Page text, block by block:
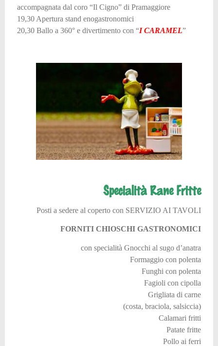
accompagnata dal coro “Il Cigno” di Pramaggiore
19,30 Apertura stand enogastronomici
20,30 Ballo a 360° e divertimento con “I CARAMEL”
Specialità Rane Fritte
Posti a sedere al coperto con SERVIZIO AI TAVOLI
FORNITI CHIOSCHI GASTRONOMICI
con specialità Gnocchi al sugo d’anatra
Formaggio con polenta
Funghi con polenta
Fagioli con cipolla
Grigliata di carne
(costa, braciola, salsiccia)
Calamari fritti
Patate fritte
Pollo ai ferri